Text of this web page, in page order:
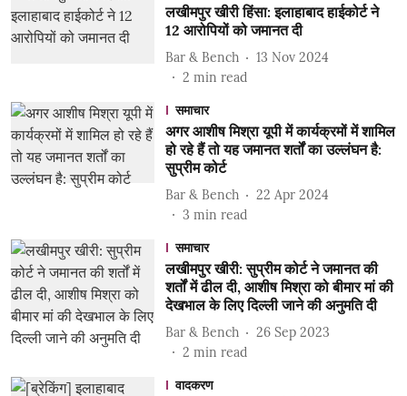
लखीमपुर खीरी हिंसा: इलाहाबाद हाईकोर्ट ने
12 आरोपियों को जमानत दी
Bar & Bench
13 Nov 2024
2 min read
समाचार
अगर आशीष मिश्रा यूपी में कार्यक्रमों में शामिल
हो रहे हैं तो यह जमानत शर्तों का उल्लंघन है:
सुप्रीम कोर्ट
Bar & Bench
22 Apr 2024
3 min read
समाचार
लखीमपुर खीरी: सुप्रीम कोर्ट ने जमानत की
शर्तों में ढील दी, आशीष मिश्रा को बीमार मां की
देखभाल के लिए दिल्ली जाने की अनुमति दी
Bar & Bench
26 Sep 2023
2 min read
वादकरण